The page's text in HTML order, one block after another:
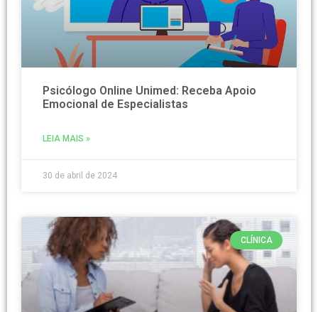
Psicólogo Online Unimed: Receba Apoio
Emocional de Especialistas
LEIA MAIS »
30 de abril de 2024
CLÍNICA